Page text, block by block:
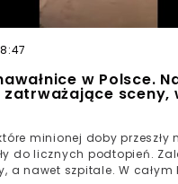
w Polsce.
sceny,
minionej doby przeszły
do licznych podtopień.
a nawet szpitale. W